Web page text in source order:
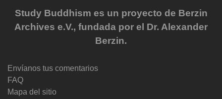
Study Buddhism es un proyecto de Berzin
Archives e.V., fundada por el Dr. Alexander
Berzin.
Envíanos tus comentarios
FAQ
Mapa del sitio